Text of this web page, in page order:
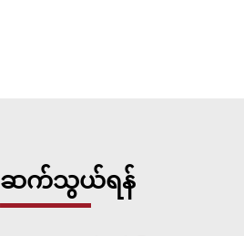
ဆက်သွယ်ရန်